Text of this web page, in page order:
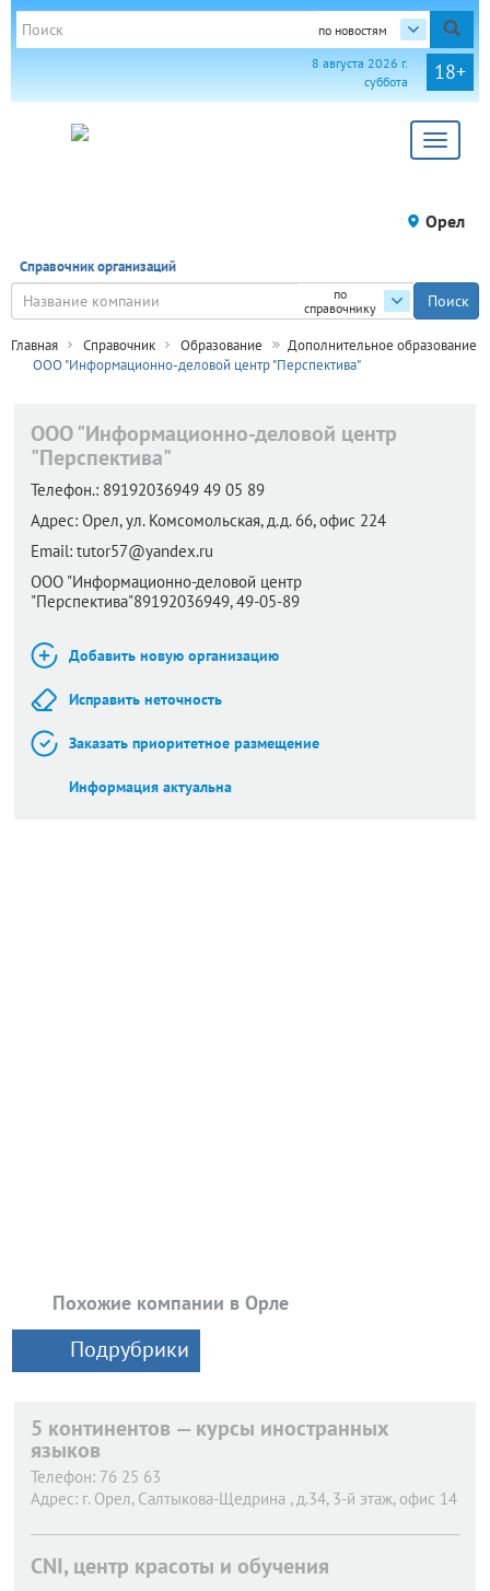
по новостям
18+
8 августа 2026 г.
суббота
Toggle
Орел
Справочник организаций
по
справочнику
Главная Справочник Образование
Дополнительное образование
ООО "Информационно-деловой центр "Перспектива"
ООО "Информационно-деловой центр
"Перспектива"
Телефон.: 89192036949 49 05 89
Адрес: Орел,ул. Комсомольская, д.д. 66, офис 224
Email: tutor57@yandex.ru
ООО "Информационно-деловой центр
"Перспектива"89192036949, 49-05-89
Добавить новую организацию
Исправить неточность
Заказать приоритетное размещение
Информация актуальна
Похожие компании в Орле
Подрубрики
5 континентов — курсы иностранных
языков
Телефон: 76 25 63
Адрес: г. Орел, Салтыкова-Щедрина , д.34, 3-й этаж, офис 14
CNI, центр красоты и обучения